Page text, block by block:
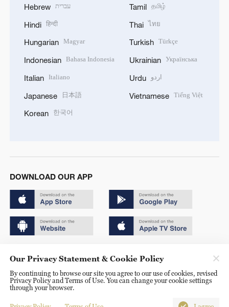
Hebrew עברית
Hindi हिन्दी
Hungarian Magyar
Indonesian Bahasa Indonesia
Italian Italiano
Japanese 日本語
Korean 한국어
Tamil தமிழ்
Thai ไทย
Turkish Türkçe
Ukrainian Українська
Urdu اردو
Vietnamese Tiếng Việt
DOWNLOAD OUR APP
京ICP备20000184号
京公网安备 11010502050052号
Disinformation report hotline: 010-85061466
Our Privacy Statement & Cookie Policy
By continuing to browse our site you agree to our use of cookies, revised
Privacy Policy and Terms of Use. You can change your cookie settings
through your browser.